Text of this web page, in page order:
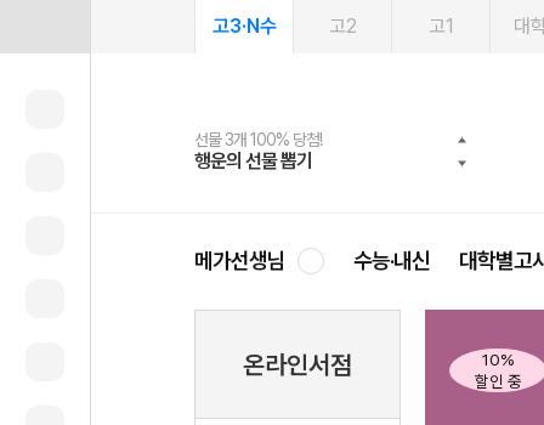
고3·N수 고2 고1 대
선물 3개 100% 당첨!
행운의 선물 뽑기
선물 100% 증정!
메가스터디 X 올리브
여름방학 스터디 캐시백
메가런 썸머스쿨
2027 러셀 단과
강사 공개선발
스마트러닝앱
설문 EVENT
메가패스
3일 무료 체험권
메가패스 수강생 무료혜택!
메가클럽 멤버십
사회공헌 캠페인
희망이룸 메가나눔
메가선생님 수능·내신 대학별고
온라인서점
배송비 0원
E-Book
무료제공